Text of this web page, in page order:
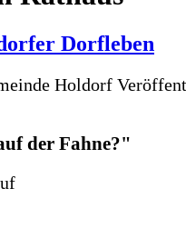
Dorfleben
Holdorf
der Fahne?"